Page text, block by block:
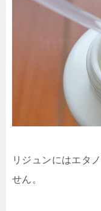
リジュンにはエタ
せん。